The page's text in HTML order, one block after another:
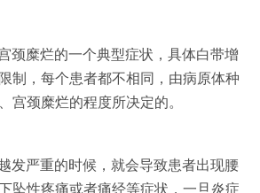
颈糜烂的一个典型症状，具体白带增
制，每个患者都不相同，由病原体种
宫颈糜烂的程度所决定的。
发严重的时候，就会导致患者出现腰
坠性疼痛或者痛经等症状，一旦炎症